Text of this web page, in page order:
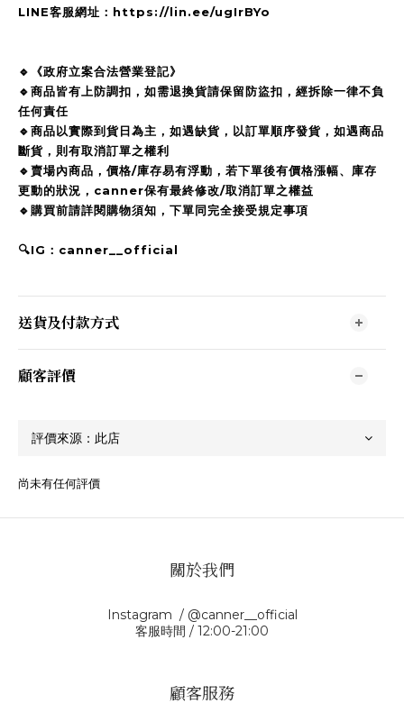
LINE客服網址：https://lin.ee/ugIrBYo
🔹《政府立案合法營業登記》
🔹商品皆有上防調扣，如需退換貨請保留防盜扣，經拆除一律不負
任何責任
🔹商品以實際到貨日為主，如遇缺貨，以訂單順序發貨，如遇商品
斷貨，則有取消訂單之權利
🔹賣場內商品，價格/庫存易有浮動，若下單後有價格漲幅、庫存
更動的狀況，canner保有最終修改/取消訂單之權益
🔹購買前請詳閱購物須知，下單同完全接受規定事項
🔍IG：canner__official
送貨及付款方式
顧客評價
尚未有任何評價
關於我們
Instagram / @canner__official
客服時間 / 12:00-21:00
顧客服務